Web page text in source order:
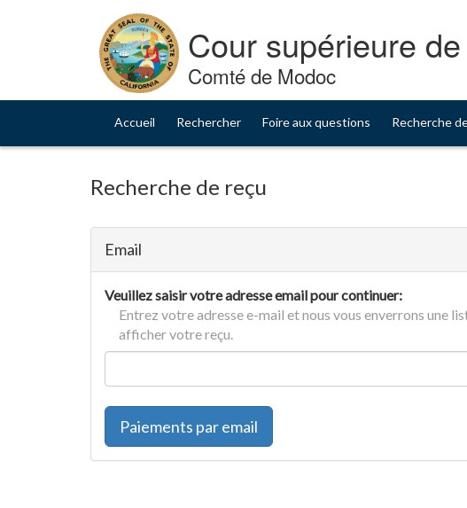
Cour supérieure
Comté de Modoc
Accueil Rechercher Foire aux questions Recherche
Recherche de reçu
Email
Veuillez saisir votre adresse email pour continuer:
Entrez votre adresse e-mail et nous vous enverrons une
afficher votre reçu.